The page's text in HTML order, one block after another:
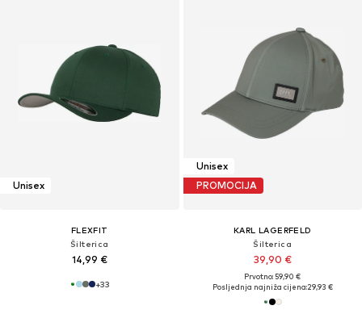
Unisex
FLEXFIT
Šilterica
14,99 €
+33
Unisex
PROMOCIJA
KARL LAGERFELD
Šilterica
39,90 €
Prvotno: 59,90 €
Posljednja najniža cijena:29,93 €